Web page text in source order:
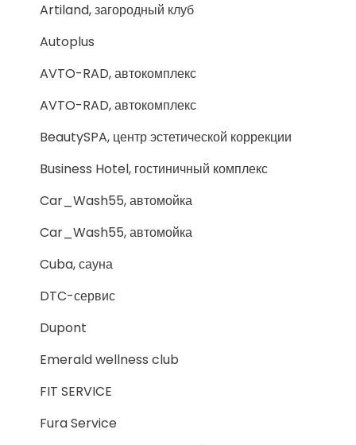
Artiland, загородный клуб
Autoplus
AVTO-RAD, автокомплекс
AVTO-RAD, автокомплекс
BeautySPA, центр эстетической коррекции
Business Hotel, гостиничный комплекс
Car_Wash55, автомойка
Car_Wash55, автомойка
Cuba, сауна
DTC-сервис
Dupont
Emerald wellness club
FIT SERVICE
Fura Service